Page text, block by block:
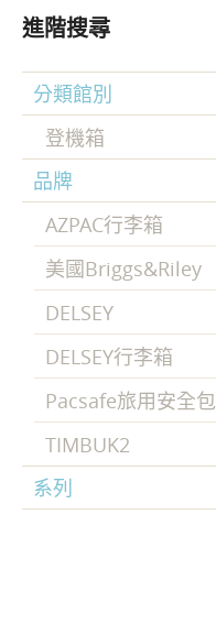
進階搜尋
分類館別
登機箱
品牌
AZPAC行李箱
美國Briggs&Riley
DELSEY
DELSEY行李箱
Pacsafe旅用安全包
TIMBUK2
系列